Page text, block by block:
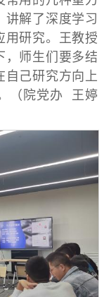
讲解了深度学习
用研究。王教授
，师生们要多结
自己研究方向上
（院党办 王婷